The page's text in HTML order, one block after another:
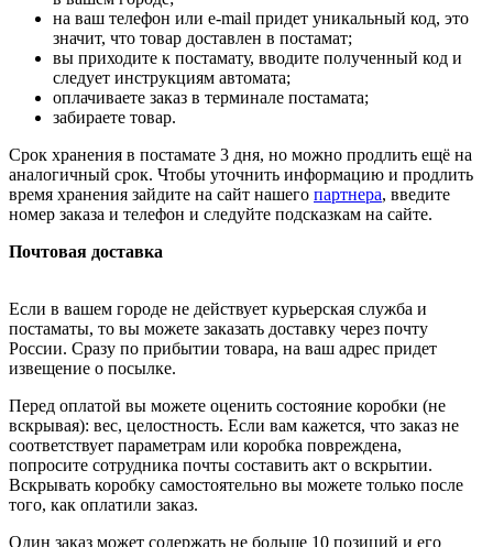
на ваш телефон или e-mail придет уникальный код, это
значит, что товар доставлен в постамат;
вы приходите к постамату, вводите полученный код и
следует инструкциям автомата;
оплачиваете заказ в терминале постамата;
забираете товар.
Срок хранения в постамате 3 дня, но можно продлить ещё на
аналогичный срок. Чтобы уточнить информацию и продлить
время хранения зайдите на сайт нашего партнера, введите
номер заказа и телефон и следуйте подсказкам на сайте.
Почтовая доставка
Если в вашем городе не действует курьерская служба и
постаматы, то вы можете заказать доставку через почту
России. Сразу по прибытии товара, на ваш адрес придет
извещение о посылке.
Перед оплатой вы можете оценить состояние коробки (не
вскрывая): вес, целостность. Если вам кажется, что заказ не
соответствует параметрам или коробка повреждена,
попросите сотрудника почты составить акт о вскрытии.
Вскрывать коробку самостоятельно вы можете только после
того, как оплатили заказ.
Один заказ может содержать не больше 10 позиций и его